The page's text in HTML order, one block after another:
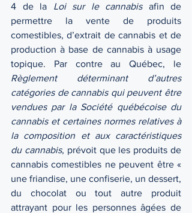
4 de la Loi sur le cannabis afin de
permettre la vente de produits
comestibles, d’extrait de cannabis et de
production à base de cannabis à usage
Règlement déterminant d’autres
catégories de cannabis qui peuvent être
vendues par la Société québécoise du
cannabis et certaines normes relatives à
la composition et aux caractéristiques
du cannabis, prévoit que les produits de
cannabis comestibles ne peuvent être «
une friandise, une confiserie, un dessert,
du chocolat ou tout autre produit
attrayant pour les personnes âgées de